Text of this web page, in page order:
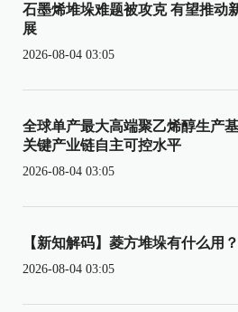
石墨烯堆垛难题被攻克 有望推动
展
2026-08-04 03:05
全球单产最大高端聚乙烯醇生产
关键产业链自主可控水平
2026-08-04 03:05
【新知解码】菱方堆垛有什么用？
2026-08-04 03:05